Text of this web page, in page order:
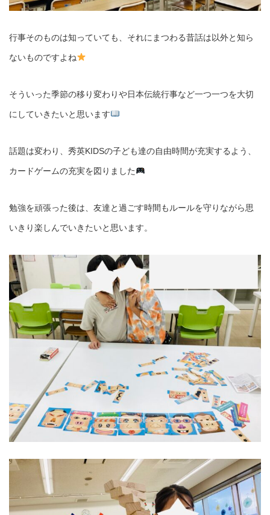
行事そのものは知っていても、それにまつわる昔話は以外と知ら
ないものですよね
そういった季節の移り変わりや日本伝統行事など一つ一つを大切
にしていきたいと思います
話題は変わり、秀英KIDSの子ども達の自由時間が充実するよう、
カードゲームの充実を図りました
勉強を頑張った後は、友達と過ごす時間もルールを守りながら思
いきり楽しんでいきたいと思います。